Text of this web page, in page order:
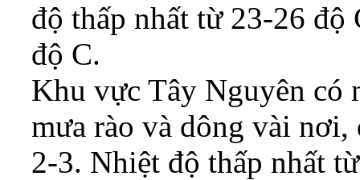
độ thấp nhất từ 23-26
độ C.
Khu vực Tây Nguyên có
mưa rào và dông vài
2-3. Nhiệt độ thấp nhất